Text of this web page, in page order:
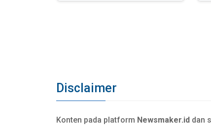
Disclaimer
Konten pada platform Newsmaker.id dan